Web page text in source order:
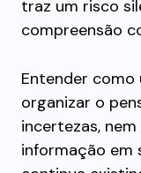
traz um risco
compreensão
Entender como
organizar o
incertezas,
informação em